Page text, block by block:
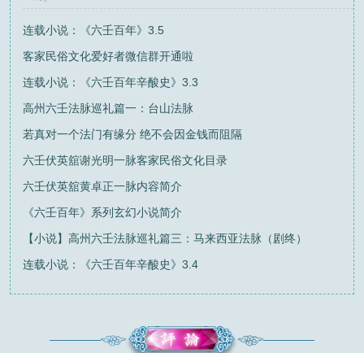
连载小说：《六壬百年》3.5
客家民俗文化爱好者微信群开通啦
连载小说：《六壬百年辛酸史》3.3
高州六壬法脉巡礼篇一：台山法脉
若真对一个法门有缘分 绝不会因金钱而阻隔
六壬伏英舘谢光明一脉客家民俗文化目录
六壬伏英舘黄卓正一脉内容简介
《六壬百年》系列玄幻小说简介
【小说】高州六壬法脉巡礼篇三：马来西亚法脉（剧终）
连载小说：《六壬百年辛酸史》3.4